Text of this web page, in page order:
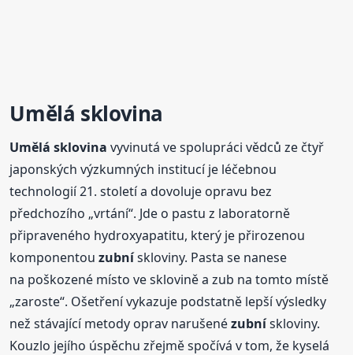
Umělá sklovina
Umělá sklovina vyvinutá ve spolupráci vědců ze čtyř
japonských výzkumných institucí je léčebnou
technologií 21. století a dovoluje opravu bez
předchozího „vrtání“. Jde o pastu z laboratorně
připraveného hydroxyapatitu, který je přirozenou
komponentouzubnískloviny. Pasta se nanese
na poškozené místo ve sklovině a zub na tomto místě
„zaroste“. Ošetření vykazuje podstatně lepší výsledky
než stávající metody oprav narušenézubnískloviny.
Kouzlo jejího úspěchu zřejmě spočívá v tom, že kyselá